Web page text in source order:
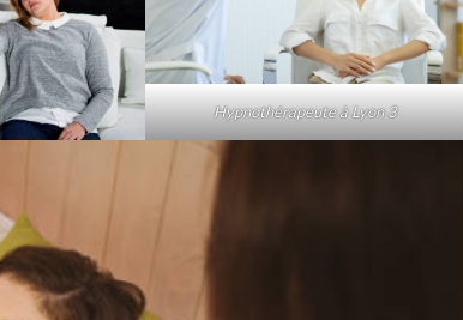
Hypnothérapeute à Lyon 3